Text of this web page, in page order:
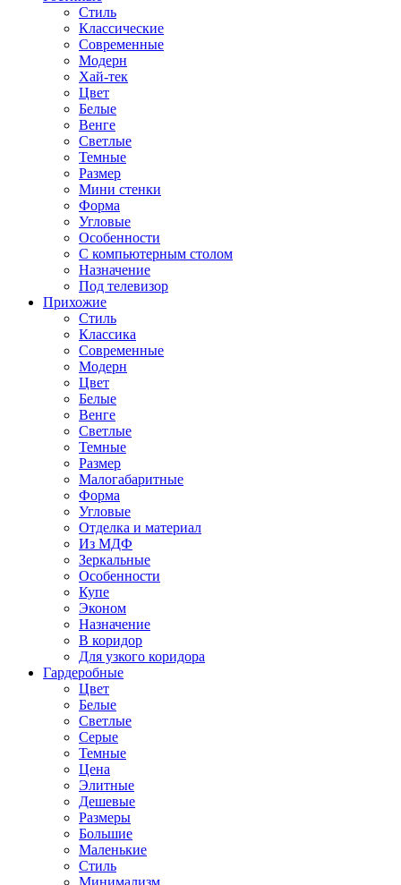
Стиль
Классические
Современные
Модерн
Хай-тек
Цвет
Белые
Венге
Светлые
Темные
Размер
Мини стенки
Форма
Угловые
Особенности
С компьютерным столом
Назначение
Под телевизор
Прихожие
Стиль
Классика
Современные
Модерн
Цвет
Белые
Венге
Светлые
Темные
Размер
Малогабаритные
Форма
Угловые
Отделка и материал
Из МДФ
Зеркальные
Особенности
Купе
Эконом
Назначение
В коридор
Для узкого коридора
Гардеробные
Цвет
Белые
Светлые
Серые
Темные
Цена
Элитные
Дешевые
Размеры
Большие
Маленькие
Стиль
Минимализм